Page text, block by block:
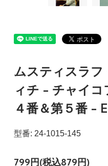
ムスティスラフ
ィチ - チャイコ
４番＆第５番 -
型番: 24-1015-145
799円(税込879円)